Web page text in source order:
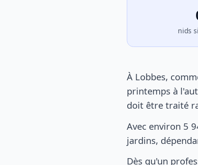
nids
À Lobbes,
printemps à
doit être traité
Avec environ 5
jardins,
Dès qu'un